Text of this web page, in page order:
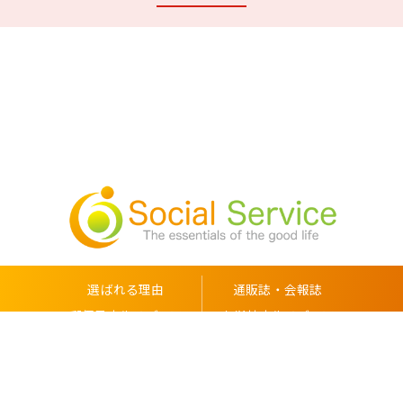
選ばれる理由
通販誌・会報誌
郵便局広告メディア
小学校広告メディア